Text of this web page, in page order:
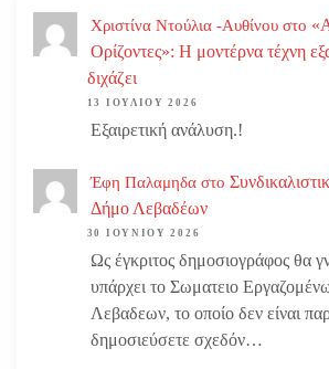
Χριστίνα Ντούλια -Αυθίνου στο
Ορίζοντες»: Η μοντέρνα τέχνη
διχάζει
13 ΙΟΥΛΊΟΥ 2026
Εξαιρετική ανάλυση.!
Έφη Παλαμηδα στο
Δήμο Λεβαδέων
30 ΙΟΥΝΊΟΥ 2026
Ως έγκριτος δημοσιογράφος θα
υπάρχει το Σωματειο
Λεβαδεων, το οποίο δεν είναι
δημοσιεύσετε σχεδόν…